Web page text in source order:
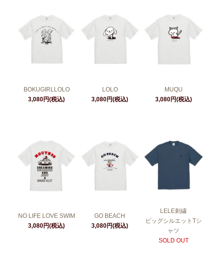
BOKUGIRLLOLO
3,080円(税込)
LOLO
3,080円(税込)
MUQU
3,080円(税込)
NO LIFE LOVE SWIM
3,080円(税込)
GO BEACH
3,080円(税込)
LELE刺繍
ビッグシルエットTシ
ャツ
SOLD OUT